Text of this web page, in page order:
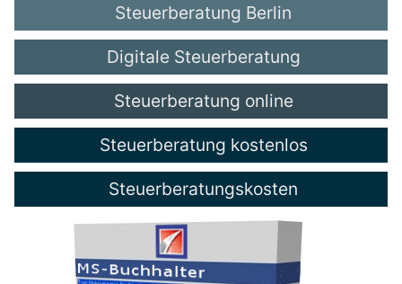
Steuerberatung Berlin
Digitale Steuerberatung
Steuerberatung online
Steuerberatung kostenlos
Steuerberatungskosten